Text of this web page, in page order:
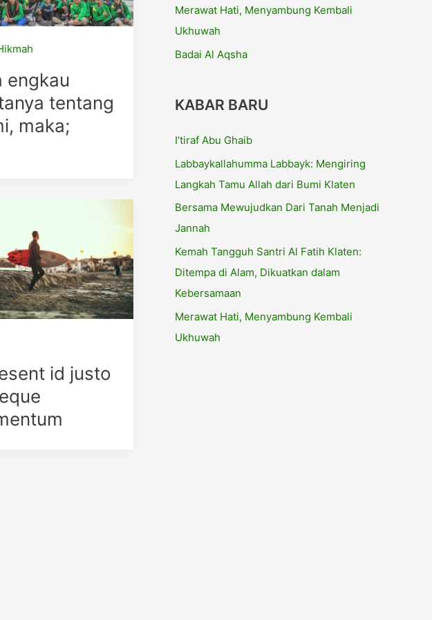
engkau
tentang
maka;
id justo
Merawat Hati, Menyambung Kembali
Ukhuwah
Badai Al Aqsha
KABAR BARU
I’tiraf Abu Ghaib
Labbaykallahumma Labbayk: Mengiring
Langkah Tamu Allah dari Bumi Klaten
Bersama Mewujudkan Dari Tanah Menjadi
Jannah
Kemah Tangguh Santri Al Fatih Klaten:
Ditempa di Alam, Dikuatkan dalam
Kebersamaan
Merawat Hati, Menyambung Kembali
Ukhuwah